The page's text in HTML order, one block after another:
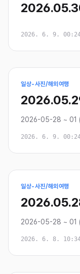
2026. 6. 9.
일상-사진/해외여행
2026-05-28 ~ 01
2026. 6. 9.
일상-사진/해외여행
2026-05-28 ~ 01
2026. 6. 8.